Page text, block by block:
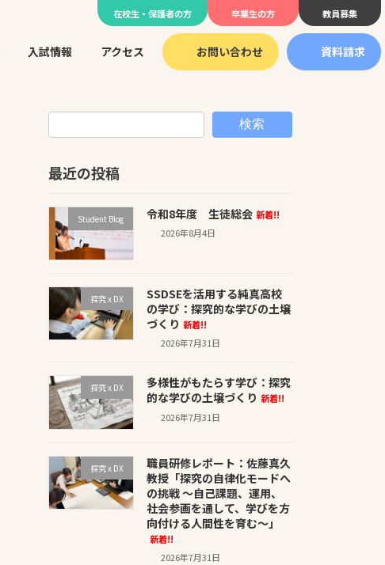
在校生・保護者の方 卒業生の方 教員募集
入試情報 アクセス お問い合わせ 資料請求
検索
最近の投稿
Student Blog 令和8年度 生徒総会 新着!!
2026年8月4日
探究 x DX
SSDSEを活用する純真高校
の学び：探究的な学びの土壌
づくり 新着!!
2026年7月31日
探究 x DX
多様性がもたらす学び：探究
的な学びの土壌づくり 新着!!
2026年7月31日
探究 x DX
職員研修レポート：佐藤真久
教授「探究の自律化モードへ
の挑戦 〜自己課題、運用、
社会参画を通して、学びを方
向付ける人間性を育む〜」
新着!!
2026年7月31日